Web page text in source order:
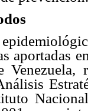
aportadas
Venezuela,